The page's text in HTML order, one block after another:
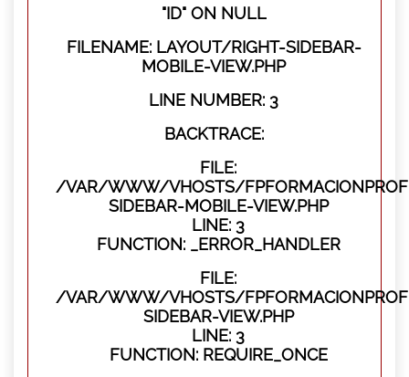
"ID" ON NULL
FILENAME: LAYOUT/RIGHT-SIDEBAR-
MOBILE-VIEW.PHP
LINE NUMBER: 3
BACKTRACE:
FILE:
/VAR/WWW/VHOSTS/
SIDEBAR-MOBILE-VIEW.PHP
LINE: 3
FUNCTION: _ERROR_HANDLER
FILE:
/VAR/WWW/VHOSTS/
SIDEBAR-VIEW.PHP
LINE: 3
FUNCTION: REQUIRE_ONCE